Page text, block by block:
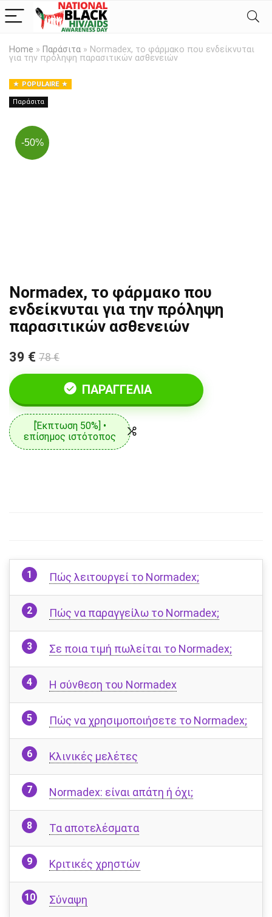
Home » Παράσιτα » Normadex, το φάρμακο που ενδείκνυται
για την πρόληψη παρασιτικών ασθενειών
POPULAIRE
Παράσιτα
-50%
Normadex, το φάρμακο που
ενδείκνυται για την πρόληψη
παρασιτικών ασθενειών
39 € 78 €
ΠΑΡΑΓΓΕΛΊΑ
[Έκπτωση 50%] •
επίσημος ιστότοπος
Πώς λειτουργεί το Normadex;
Πώς να παραγγείλω το Normadex;
Σε ποια τιμή πωλείται το Normadex;
Η σύνθεση του Normadex
Πώς να χρησιμοποιήσετε το Normadex;
Κλινικές μελέτες
Normadex: είναι απάτη ή όχι;
Τα αποτελέσματα
Κριτικές χρηστών
Σύναψη